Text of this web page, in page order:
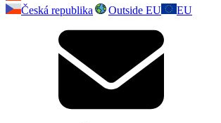
Česká republika
Outside EU EU